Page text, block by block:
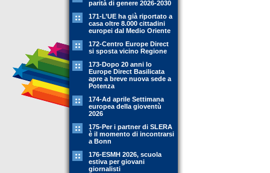
parità di genere 2026-2030
171-L’UE ha già riportato a
casa oltre 8.000 cittadini
europei dal Medio Oriente
172-Centro Europe Direct
si sposta vicino Regione
173-Dopo 20 anni lo
Europe Direct Basilicata
apre a breve nuova sede a
Potenza
174-Ad aprile Settimana
europea della gioventù
2026
175-Per i partner di SLERA
è il momento di incontrarsi
a Bonn
176-ESMH 2026, scuola
estiva per giovani
giornalisti